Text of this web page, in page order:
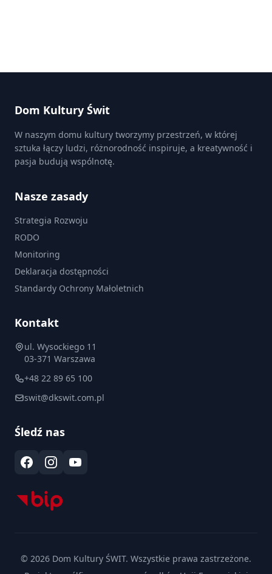
Dom Kultury Świt
W naszym domu kultury tworzymy przestrzeń, w której
sztuka łączy ludzi, różnorodność inspiruje, a kreatywność i
pasja budują wspólnotę.
Nasze zasady
Strategia Rozwoju
RODO
Monitoring
Deklaracja dostępności
Standardy Ochrony Małoletnich
Kontakt
ul. Wysockiego 11
03-371 Warszawa
+48 22 89 65 100
swit@dkswit.com.pl
Śledź nas
© 2026 Dom Kultury ŚWIT. Wszystkie prawa zastrzeżone.